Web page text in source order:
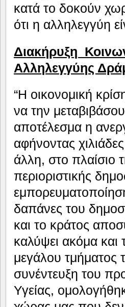
κατά το δοκούν
ότι η αλληλεγγύη
Διακήρυξη
Αλληλεγγύης
“Η οικονομική
να την
αποτέλεσμα η
αφήνοντας
άλλη, στο πλαίσιο
περιοριστικής
δαπάνες του
και το κράτος
καλύψει ακόμα και
μεγάλου
συνέντευξη του
Υγείας,